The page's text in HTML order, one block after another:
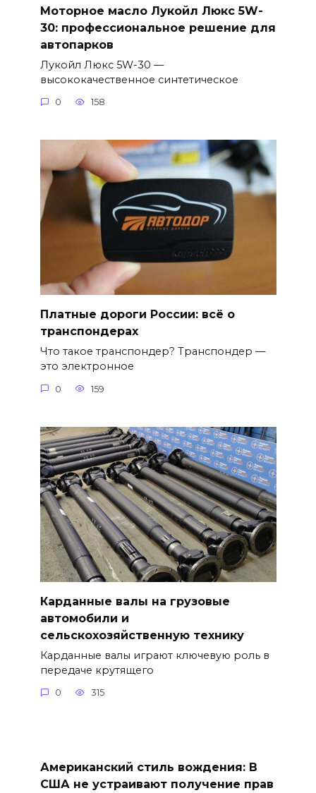
Моторное масло Лукойл Люкс 5W-
30: профессиональное решение для
автопарков
Лукойл Люкс 5W-30 —
высококачественное синтетическое
0 158
Платные дороги России: всё о
транспондерах
Что такое транспондер? Транспондер —
это электронное
0 159
Карданные валы на грузовые
автомобили и
сельскохозяйственную технику
Карданные валы играют ключевую роль в
передаче крутящего
0 315
Американский стиль вождения: В
США не устраивают получение прав